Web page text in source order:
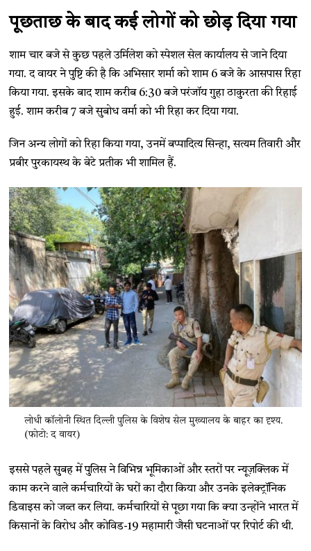
पूछताछ के बाद कई लोगों को छोड़ दिया गया
शाम चार बजे से कुछ पहले उर्मिलेश को स्पेशल सेल कार्यालय से जाने दिया
गया. द वायर ने पुष्टि की है कि अभिसार शर्मा को शाम 6 बजे के आसपास रिहा
किया गया. इसके बाद शाम करीब 6:30 बजे परंजॉय गुहा ठाकुरता की रिहाई
हुई. शाम करीब 7 बजे सुबोध वर्मा को भी रिहा कर दिया गया.
जिन अन्य लोगों को रिहा किया गया, उनमें बप्पादित्य सिन्हा, सत्यम तिवारी और
प्रबीर पुरकायस्थ के बेटे प्रतीक भी शामिल हैं.
लोधी कॉलोनी स्थित दिल्ली पुलिस के विशेष सेल मुख्यालय के बाहर का दृश्य.
(फोटो: द वायर)
इससे पहले सुबह में पुलिस ने विभिन्न भूमिकाओं और स्तरों पर न्यूज़क्लिक में
काम करने वाले कर्मचारियों के घरों का दौरा किया और उनके इलेक्ट्रॉनिक
डिवाइस को जब्त कर लिया. कर्मचारियों से पूछा गया कि क्या उन्होंने भारत में
किसानों के विरोध और कोविड-19 ​​महामारी जैसी घटनाओं पर रिपोर्ट की थी.